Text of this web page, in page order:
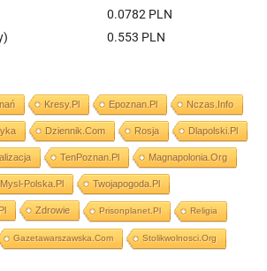
0.0782 PLN
0.553 PLN
Kresy.pl Epoznan.pl Nczas.info
Dziennik.com Rosja Dlapolski.pl
TenPoznan.pl Magnapolonia.org
Mysl-Polska.pl Twojapogoda.pl
Zdrowie Prisonplanet.pl Religia
Gazetawarszawska.com Stolikwolnosci.org